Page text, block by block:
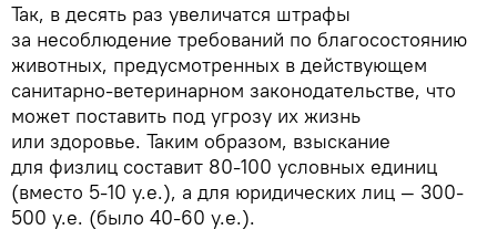
Так, в десять раз увеличатся штрафы
за несоблюдение требований по благосостоянию
животных, предусмотренных в действующем
санитарно-ветеринарном законодательстве, что
может поставить под угрозу их жизнь
или здоровье. Таким образом, взыскание
для физлиц составит 80-100 условных единиц
(вместо 5-10 у.е.), а для юридических лиц — 300-
500 у.е. (было 40-60 у.е.).